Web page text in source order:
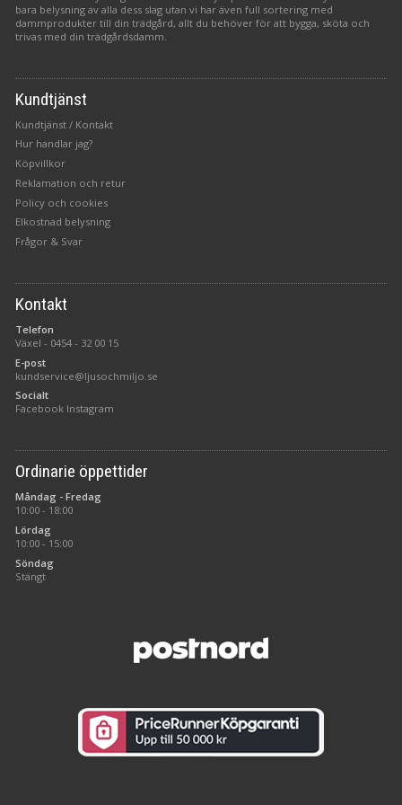
bara belysning av alla dess slag utan vi har även full sortering med
dammprodukter till din trädgård, allt du behöver för att bygga, sköta och
trivas med din trädgårdsdamm.
Kundtjänst
Kundtjänst / Kontakt
Hur handlar jag?
Köpvillkor
Reklamation och retur
Policy och cookies
Elkostnad belysning
Frågor & Svar
Kontakt
Telefon
Växel - 0454 - 32 00 15
E-post
kundservice@ljusochmiljo.se
Socialt
Facebook Instagram
Ordinarie öppettider
Måndag - Fredag
10:00 - 18:00
Lördag
10:00 - 15:00
Söndag
Stängt